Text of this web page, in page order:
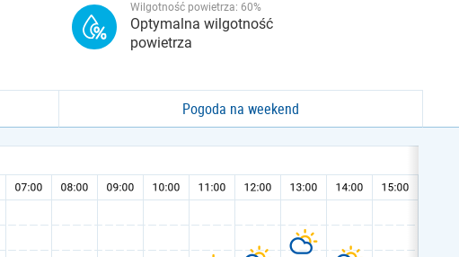
Wilgotność powietrza: 60%
Optymalna wilgotność
powietrza
Pogoda na weekend